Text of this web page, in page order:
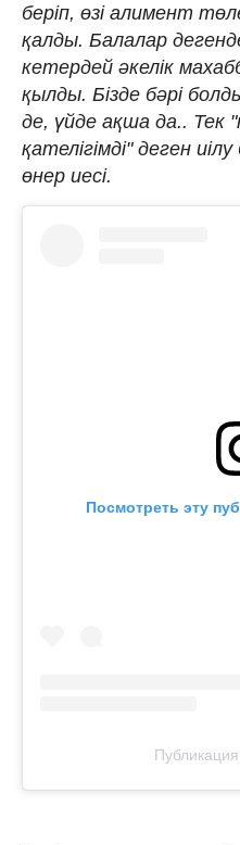
беріп, өзі алимент
қалды. Балалар
кетердей әкелік
қылды. Бізде бәрі
де, үйде ақша да.. Тек
қателігімді" деген
өнер иесі.
Посмотреть эту